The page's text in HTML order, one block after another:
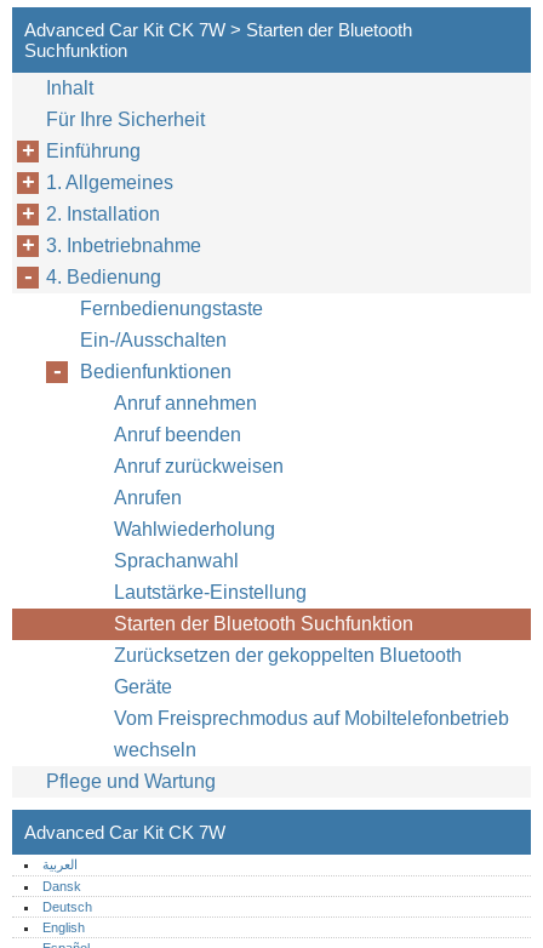
Advanced Car Kit CK 7W > Starten der Bluetooth
Suchfunktion
Inhalt
Für Ihre Sicherheit
Einführung
1. Allgemeines
2. Installation
3. Inbetriebnahme
4. Bedienung
Fernbedienungstaste
Ein-/Ausschalten
Bedienfunktionen
Anruf annehmen
Anruf beenden
Anruf zurückweisen
Anrufen
Wahlwiederholung
Sprachanwahl
Lautstärke-Einstellung
Starten der Bluetooth Suchfunktion
Zurücksetzen der gekoppelten Bluetooth
Geräte
Vom Freisprechmodus auf Mobiltelefonbetrieb
wechseln
Pflege und Wartung
Advanced Car Kit CK 7W
العربية
Dansk
Deutsch
English